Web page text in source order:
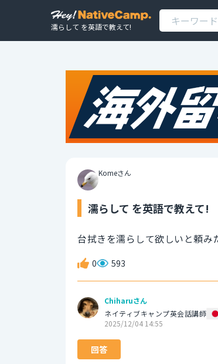
濡らして を英語で教えて!
Komeさん
濡らして を英語で教えて!
台拭きを濡らして欲しいと頼み
0 593
Chiharuさん
ネイティブキャンプ英会話講師
2025/12/04 14:55
回答